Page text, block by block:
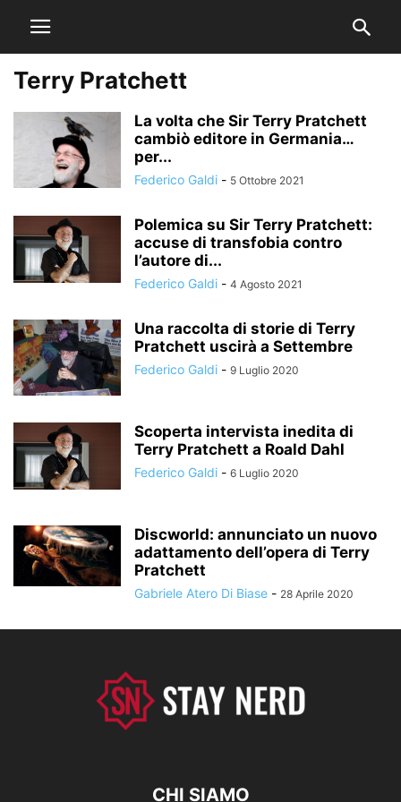
Terry Pratchett
La volta che Sir Terry Pratchett
cambiò editore in Germania…
per...
Federico Galdi - 5 Ottobre 2021
Polemica su Sir Terry Pratchett:
accuse di transfobia contro
l’autore di...
Federico Galdi - 4 Agosto 2021
Una raccolta di storie di Terry
Pratchett uscirà a Settembre
Federico Galdi - 9 Luglio 2020
Scoperta intervista inedita di
Terry Pratchett a Roald Dahl
Federico Galdi - 6 Luglio 2020
Discworld: annunciato un nuovo
adattamento dell’opera di Terry
Pratchett
Gabriele Atero Di Biase - 28 Aprile 2020
CHI SIAMO